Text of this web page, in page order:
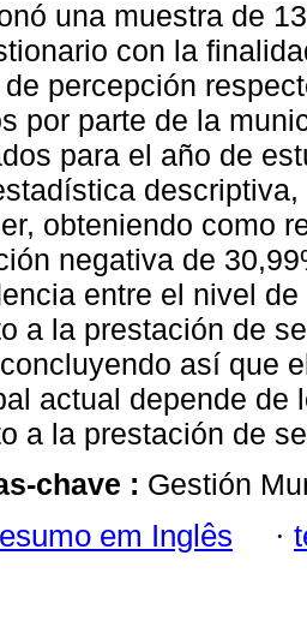
una muestra de
con la
percepción
por parte de la
para el año de
obteniendo como
negativa de
entre el nivel
a la prestación de
así que
actual depende de
a la prestación de
chave : Gestión
em Inglês ·